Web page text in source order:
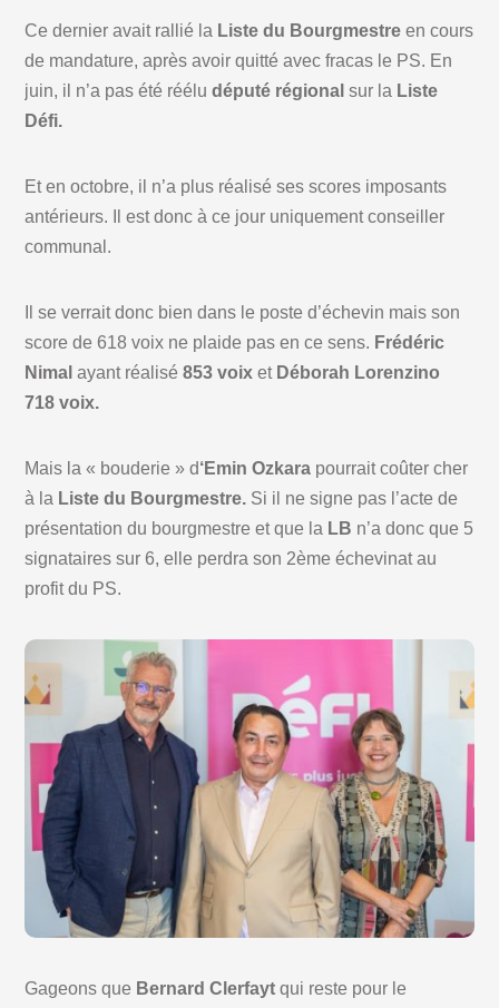
Ce dernier avait rallié la Liste du Bourgmestre en cours
de mandature, après avoir quitté avec fracas le PS. En
juin, il n’a pas été rééludéputé régional sur la Liste
Défi.
Et en octobre, il n’a plus réalisé ses scores imposants
antérieurs. Il est donc à ce jour uniquement conseiller
communal.
Il se verrait donc bien dans le poste d’échevin mais son
score de 618 voix ne plaide pas en ce sens. Frédéric
Nimal ayant réalisé853 voix et Déborah Lorenzino
718 voix.
Mais la « bouderie » d‘Emin Ozkara pourrait coûter cher
à la Liste du Bourgmestre. Si il ne signe pas l’acte de
présentation du bourgmestre et que la LB n’a donc que 5
signataires sur 6, elle perdra son 2ème échevinat au
profit du PS.
Gageons que Bernard Clerfayt qui reste pour le